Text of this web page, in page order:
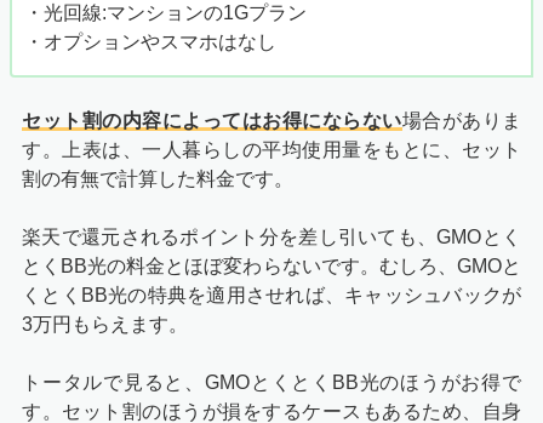
・光回線:マンションの1Gプラン
・オプションやスマホはなし
セット割の内容によってはお得にならない場合がありま
す。上表は、一人暮らしの平均使用量をもとに、セット
割の有無で計算した料金です。
楽天で還元されるポイント分を差し引いても、GMOとく
とくBB光の料金とほぼ変わらないです。むしろ、GMOと
くとくBB光の特典を適用させれば、キャッシュバックが
3万円もらえます。
トータルで見ると、GMOとくとくBB光のほうがお得で
す。セット割のほうが損をするケースもあるため、自身